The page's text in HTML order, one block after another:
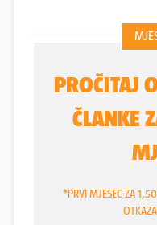
Valerija Đurđević
zbližila i navela na
manje od 4 tjedna
žena, a jedna od njih
Radauš (35), koja